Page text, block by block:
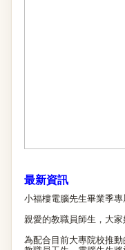
最新資訊
小福樓電腦先生畢業季
親愛的教職員師生，大家
為配合目前大專院校推動